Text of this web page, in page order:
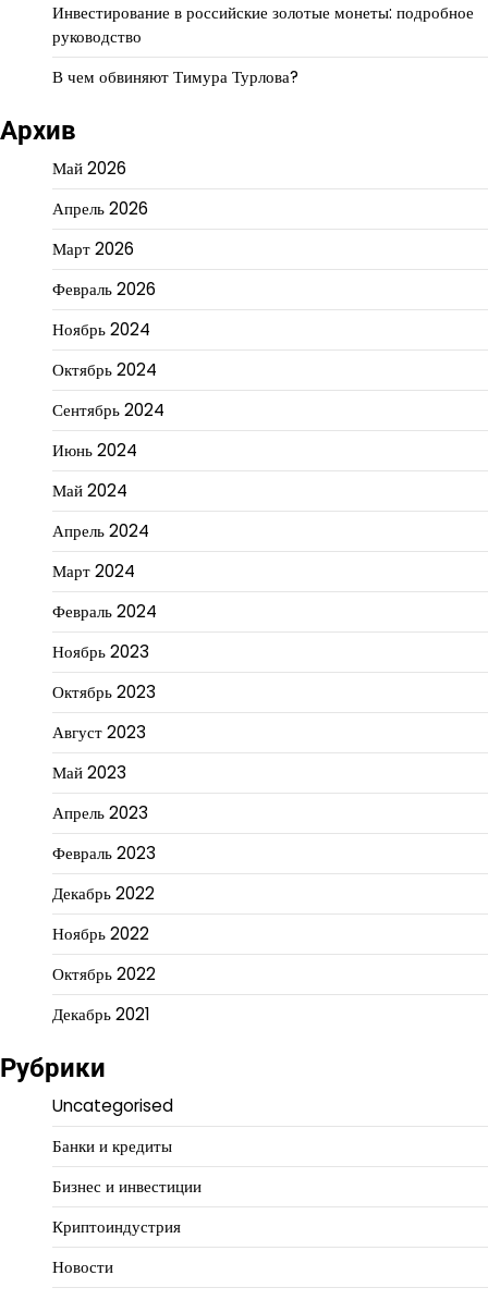
Инвестирование в российские золотые монеты: подробное
руководство
В чем обвиняют Тимура Турлова?
Архив
Май 2026
Апрель 2026
Март 2026
Февраль 2026
Ноябрь 2024
Октябрь 2024
Сентябрь 2024
Июнь 2024
Май 2024
Апрель 2024
Март 2024
Февраль 2024
Ноябрь 2023
Октябрь 2023
Август 2023
Май 2023
Апрель 2023
Февраль 2023
Декабрь 2022
Ноябрь 2022
Октябрь 2022
Декабрь 2021
Рубрики
Uncategorised
Банки и кредиты
Бизнес и инвестиции
Криптоиндустрия
Новости